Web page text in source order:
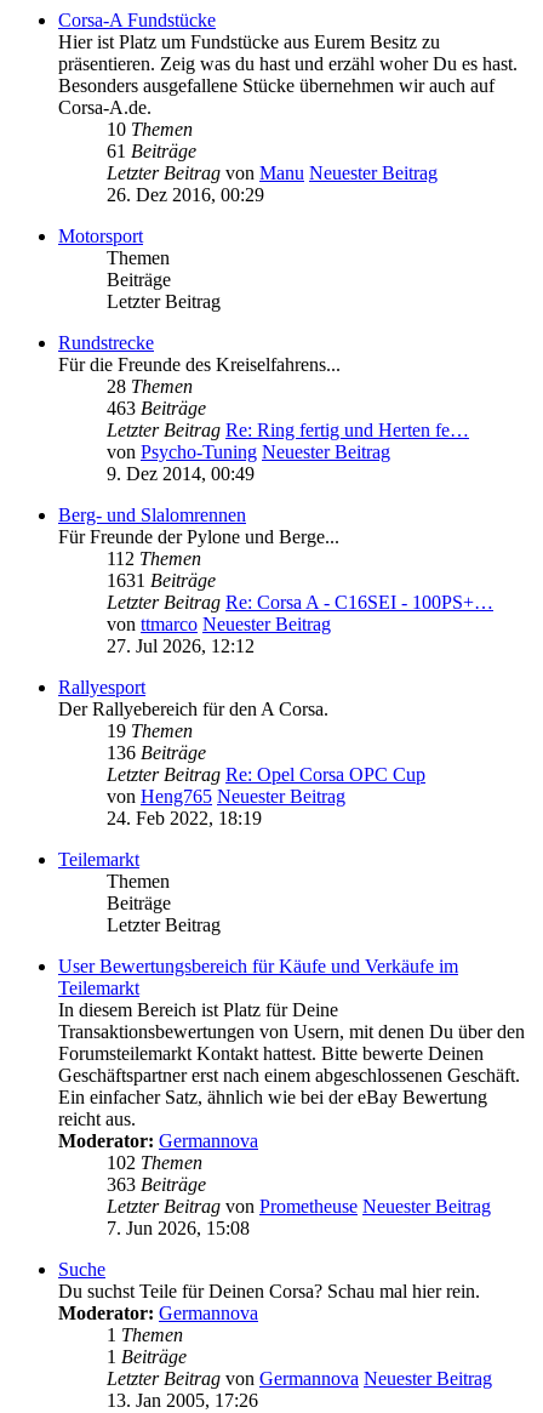
Corsa-A Fundstücke
Hier ist Platz um Fundstücke aus Eurem Besitz zu
präsentieren. Zeig was du hast und erzähl woher Du es hast.
Besonders ausgefallene Stücke übernehmen wir auch auf
Corsa-A.de.
10 Themen
61 Beiträge
Letzter Beitrag von Manu Neuester Beitrag
26. Dez 2016, 00:29
Motorsport
Themen
Beiträge
Letzter Beitrag
Rundstrecke
Für die Freunde des Kreiselfahrens...
28 Themen
463 Beiträge
Letzter Beitrag Re: Ring fertig und Herten fe…
von Psycho-Tuning Neuester Beitrag
9. Dez 2014, 00:49
Berg- und Slalomrennen
Für Freunde der Pylone und Berge...
112 Themen
1631 Beiträge
Letzter Beitrag Re: Corsa A - C16SEI - 100PS+…
von ttmarco Neuester Beitrag
27. Jul 2026, 12:12
Rallyesport
Der Rallyebereich für den A Corsa.
19 Themen
136 Beiträge
Letzter Beitrag Re: Opel Corsa OPC Cup
von Heng765 Neuester Beitrag
24. Feb 2022, 18:19
Teilemarkt
Themen
Beiträge
Letzter Beitrag
User Bewertungsbereich für Käufe und Verkäufe im
Teilemarkt
In diesem Bereich ist Platz für Deine
Transaktionsbewertungen von Usern, mit denen Du über den
Forumsteilemarkt Kontakt hattest. Bitte bewerte Deinen
Geschäftspartner erst nach einem abgeschlossenen Geschäft.
Ein einfacher Satz, ähnlich wie bei der eBay Bewertung
reicht aus.
Moderator: Germannova
102 Themen
363 Beiträge
Letzter Beitrag von Prometheuse Neuester Beitrag
7. Jun 2026, 15:08
Suche
Du suchst Teile für Deinen Corsa? Schau mal hier rein.
Moderator: Germannova
1 Themen
1 Beiträge
Letzter Beitrag von Germannova Neuester Beitrag
13. Jan 2005, 17:26